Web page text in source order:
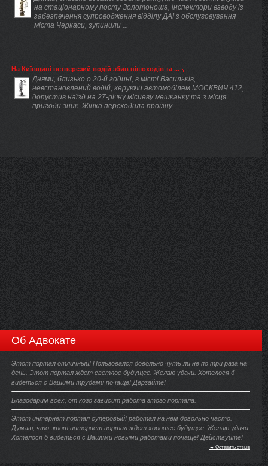
на стаціонарному посту Золотоноша, інспектори взводу із
забезпечення супроводження відділу ДАІ з обслуговування
міста Черкаси, зупинили ...
На Київщині нетверезий водій збив пішоходів та ...
Днями, близько о 20-й годині, в місті Васильків,
невстановлений водій, керуючи автомобілем МОСКВИЧ 412,
допустив наїзд на 27-річну місцеву мешканку та з місця
пригоди зник. Жінка переходила проїзну ...
Об Адвокате
Этот портал отличный! Пользовался довольно чуть ли не по три раза на
день. Этот портал ждет светлое будущее. Желаю удачи. Хотелося б
видеться с Вашими трудами почаще! Дерзайте!
Благодарим всех, от кого зависит работа этого портала.
Этот интернет портал суперовый! работал на нем довольно часто.
Думаю, что этот интернет портал ждет хорошее будущее. Желаю удачи.
Хотелося б видеться с Вашими новыми работами почаще! Действуйте!
→ Оставить отзыв